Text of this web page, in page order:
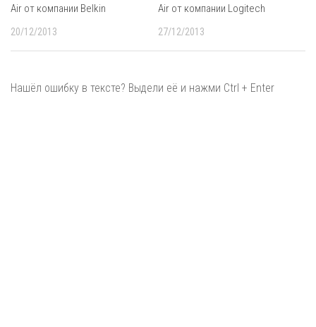
Air от компании Belkin
20/12/2013
Air от компании Logitech
27/12/2013
Нашёл ошибку в тексте? Выдели её и нажми Ctrl + Enter